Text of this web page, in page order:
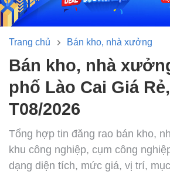
Trang chủ Bán kho, nhà xưởng
Bán kho, nhà xưởng Thành
phố Lào Cai Giá
T08/2026
Tổng hợp tin đăng rao bán kho,
khu công nghiệp, cụm công
dạng diện tích, mức giá, vị trí,